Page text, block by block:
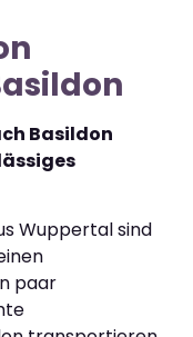
Basildon
Wuppertal sind
paar